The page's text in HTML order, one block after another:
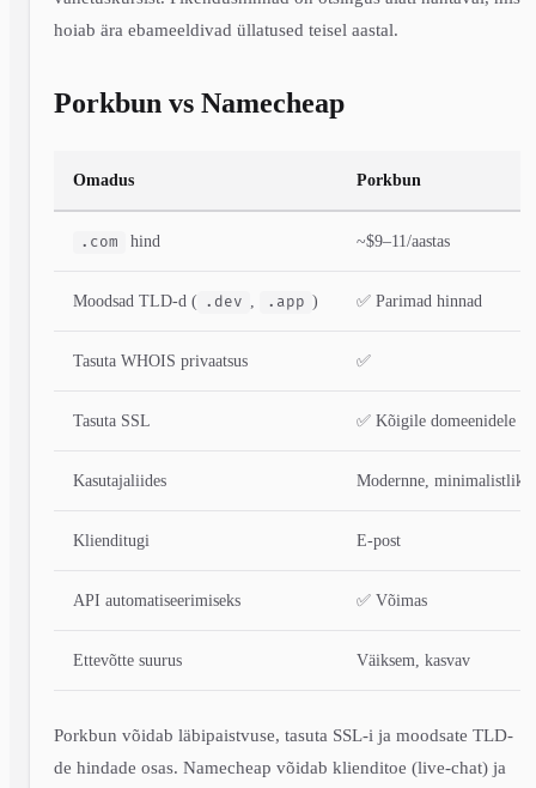
hoiab ära ebameeldivad üllatused teisel aastal.
Porkbun vs Namecheap
Omadus Porkbun
.com hind ~$9–11/aastas
Moodsad TLD-d ( .dev .app ) ✅ Parimad hinnad
Tasuta WHOIS privaatsus ✅
Tasuta SSL ✅ Kõigile domeenidele
Kasutajaliides Modernne, minimalistlik
Klienditugi E-post
API automatiseerimiseks ✅ Võimas
Ettevõtte suurus Väiksem, kasvav
Porkbun võidab läbipaistvuse, tasuta SSL-i ja moodsate TLD-
de hindade osas. Namecheap võidab klienditoe (live-chat) ja